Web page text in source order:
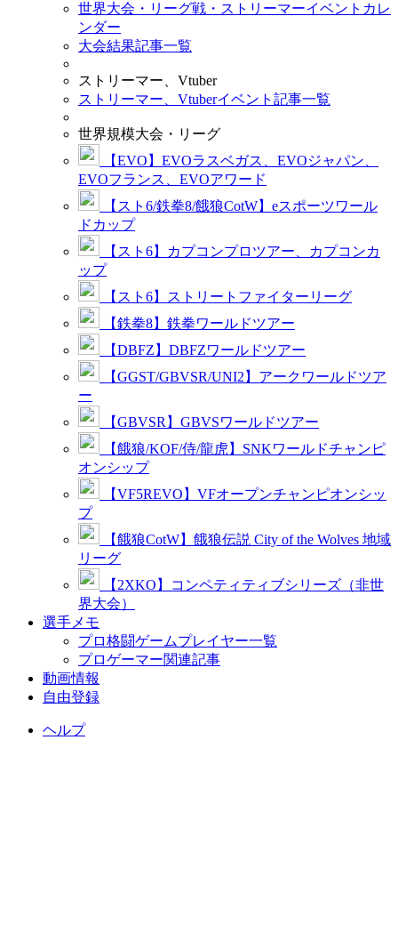
世界大会・リーグ戦・ストリーマーイベントカレ
ンダー
大会結果記事一覧
ストリーマー、Vtuber
ストリーマー、Vtuberイベント記事一覧
世界規模大会・リーグ
【EVO】EVOラスベガス、EVOジャパン、
EVOフランス、EVOアワード
【スト6/鉄拳8/餓狼CotW】eスポーツワール
ドカップ
【スト6】カプコンプロツアー、カプコンカ
ップ
【スト6】ストリートファイターリーグ
【鉄拳8】鉄拳ワールドツアー
【DBFZ】DBFZワールドツアー
【GGST/GBVSR/UNI2】アークワールドツア
ー
【GBVSR】GBVSワールドツアー
【餓狼/KOF/侍/龍虎】SNKワールドチャンピ
オンシップ
【VF5REVO】VFオープンチャンピオンシッ
プ
【餓狼CotW】餓狼伝説 City of the Wolves 地域
リーグ
【2XKO】コンペティティブシリーズ（非世
界大会）
選手メモ
プロ格闘ゲームプレイヤー一覧
プロゲーマー関連記事
動画情報
自由登録
ヘルプ